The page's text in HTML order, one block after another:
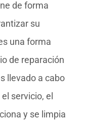
de forma
su
una forma
de reparación
llevado a cabo
servicio, el
y se limpia